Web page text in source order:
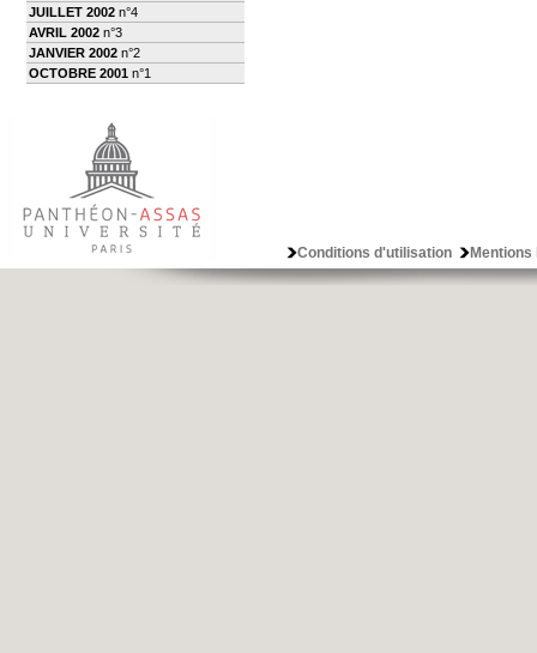
JUILLET 2002 n°4
AVRIL 2002 n°3
JANVIER 2002 n°2
OCTOBRE 2001 n°1
Conditions d'utilisation Mentions